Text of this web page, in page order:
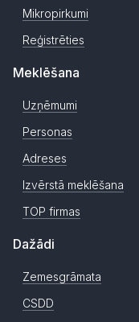
Mikropirkumi
Reģistrēties
Meklēšana
Uzņēmumi
Personas
Adreses
Izvērstā meklēšana
TOP firmas
Dažādi
Zemesgrāmata
CSDD